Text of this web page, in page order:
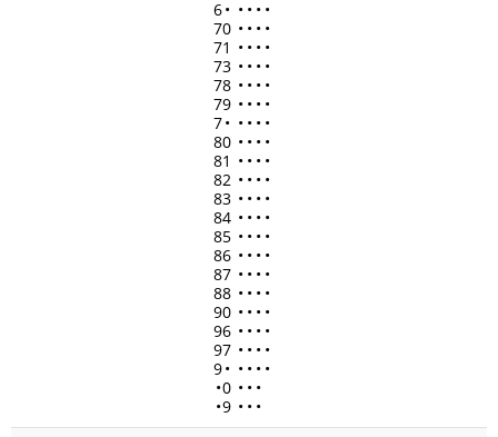
6• • • • •
70 • • • •
71 • • • •
73 • • • •
78 • • • •
79 • • • •
7• • • • •
80 • • • •
81 • • • •
82 • • • •
83 • • • •
84 • • • •
85 • • • •
86 • • • •
87 • • • •
88 • • • •
90 • • • •
96 • • • •
97 • • • •
9• • • • •
•0 • • •
•9 • • •